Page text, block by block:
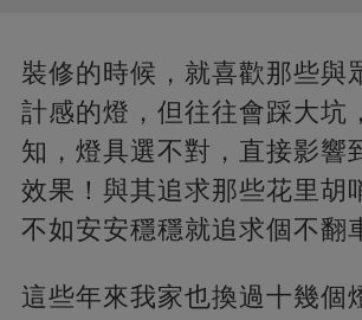
裝修的時候，就喜歡那些與
計感的燈，但往往會踩大坑
知，燈具選不對，直接影響
效果！與其追求那些花里胡
不如安安穩穩就追求個不翻
這些年來我家也換過十幾個